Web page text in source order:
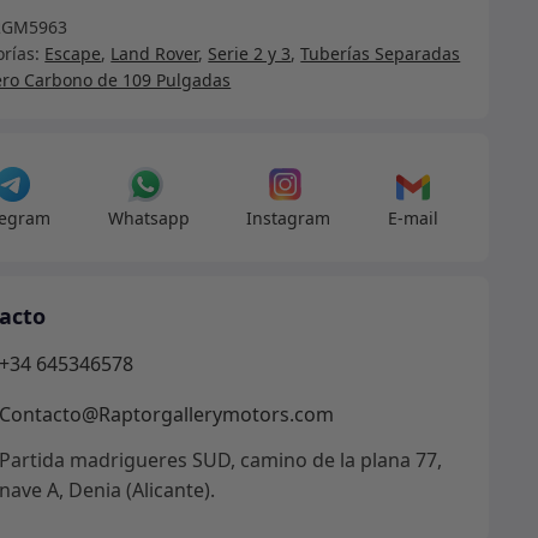
Escape, Land Rover, Serie 2 y 3,Tuberías Separadas
Carbono de 109 Pulgadas
Whatsapp Instagram E-mail
+34 645346578
Contacto@Raptorgallerymotors.com
Partida madrigueres SUD, camino de la plana 77,
nave A, Denia (Alicante).